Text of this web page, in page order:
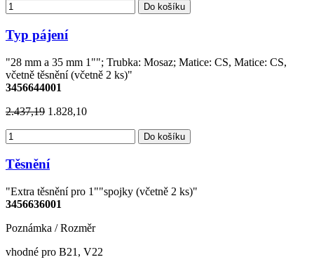
Do košíku
Typ pájení
"28 mm a 35 mm 1""; Trubka: Mosaz; Matice: CS, Matice: CS,
včetně těsnění (včetně 2 ks)"
3456644001
2.437,19 1.828,10
Do košíku
Těsnění
"Extra těsnění pro 1""spojky (včetně 2 ks)"
3456636001
Poznámka / Rozměr
vhodné pro B21, V22